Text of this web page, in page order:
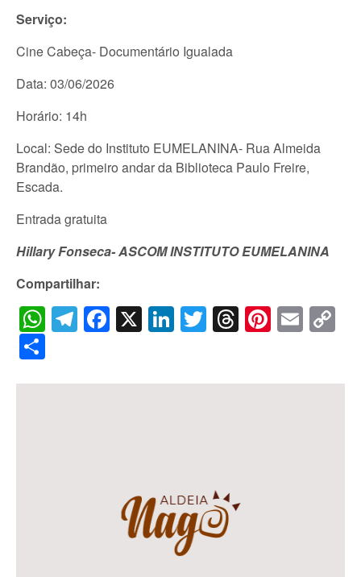
Serviço:
Cine Cabeça- Documentário Igualada
Data: 03/06/2026
Horário: 14h
Local: Sede do Instituto EUMELANINA- Rua Almeida
Brandão, primeiro andar da Biblioteca Paulo Freire,
Escada.
Entrada gratuita
Hillary Fonseca- ASCOM INSTITUTO EUMELANINA
Compartilhar:
WhatsApp
Telegram
Facebook
X LinkedIn
Twitter
Threads